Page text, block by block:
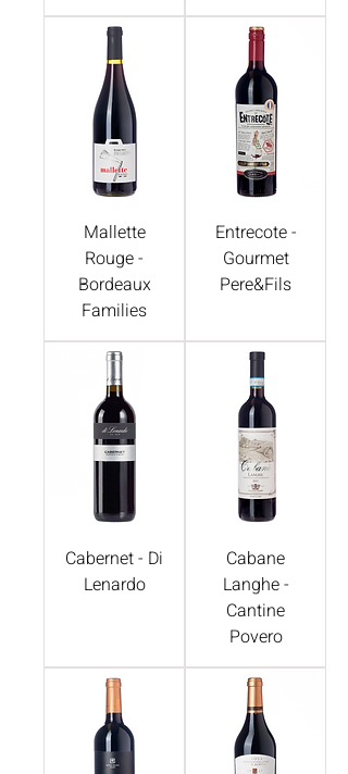
Entrecote -
Gourmet
Pere&Fils
Mallette
Rouge -
Bordeaux
Families
Cabane
Langhe -
Cantine
Povero
Cabernet - Di
Lenardo